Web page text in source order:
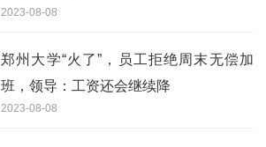
2023-08-08
郑州大学“火了”，员工拒绝周末无偿加
班，领导：工资还会继续降
2023-08-08